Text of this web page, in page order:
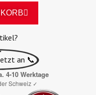
an 📞
4-10 Werktage
Schweiz ✓